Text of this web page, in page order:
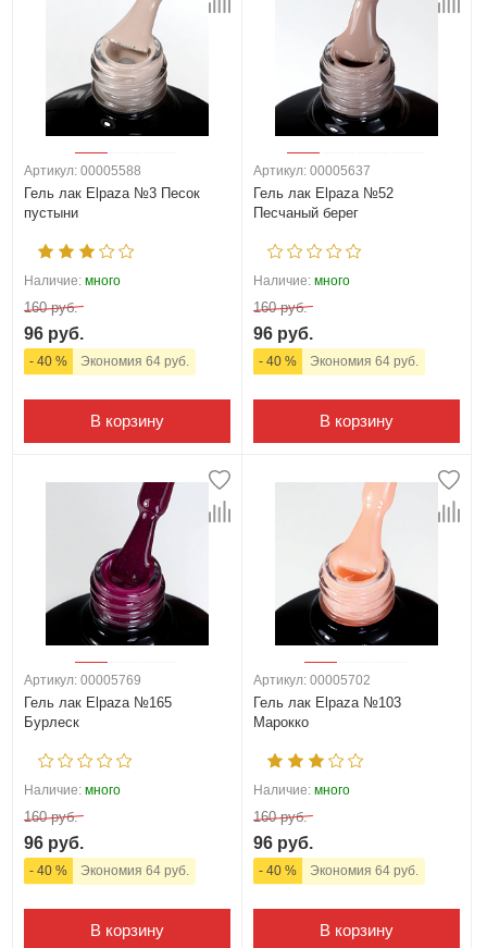
Артикул: 00005588
Гель лак Elpaza №3 Песок
пустыни
Наличие: много
160 руб.
96 руб.
- 40 % Экономия 64 руб.
В корзину
Артикул: 00005637
Гель лак Elpaza №52
Песчаный берег
Наличие: много
160 руб.
96 руб.
- 40 % Экономия 64 руб.
В корзину
Артикул: 00005769
Гель лак Elpaza №165
Бурлеск
Наличие: много
160 руб.
96 руб.
- 40 % Экономия 64 руб.
В корзину
Артикул: 00005702
Гель лак Elpaza №103
Марокко
Наличие: много
160 руб.
96 руб.
- 40 % Экономия 64 руб.
В корзину